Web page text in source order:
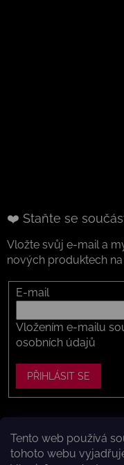
Tento web používá
tohoto webu
❤️ Staňte se
Vložte svůj e-mail a
nových produktech
E-mail
Vložením e-mailu
osobních údajů
PŘIHLÁSIT SE